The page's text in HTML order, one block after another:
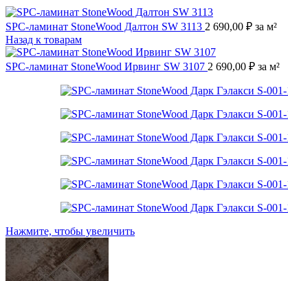
SPC-ламинат StoneWood Далтон SW 3113 2 690,00 ₽ за м²
Назад к товарам
SPC-ламинат StoneWood Ирвинг SW 3107 2 690,00 ₽ за м²
Нажмите, чтобы увеличить